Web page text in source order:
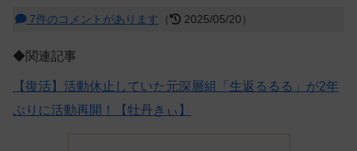
7件のコメントがあります （ 2025/05/20）
◆関連記事
【復活】活動休止していた元深層組「生返るるる」が2年
ぶりに活動再開！【牡丹きぃ】